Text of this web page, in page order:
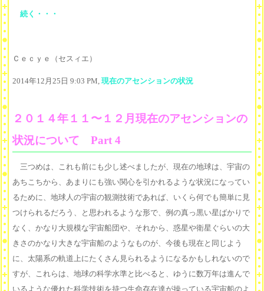
続く・・・
Ｃｅｃｙｅ（セスィエ）
2014年12月25日 9:03 PM, 現在のアセンションの状況
２０１４年１１〜１２月現在のアセンションの
状況について Part 4
三つめは、これも前にも少し述べましたが、現在の地球は、宇宙の
あちこちから、あまりにも強い関心を引かれるような状況になってい
るために、地球人の宇宙の観測技術であれば、いくら何でも簡単に見
つけられるだろう、と思われるような形で、例の真っ黒い星ばかりで
なく、かなり大規模な宇宙船団や、それから、惑星や衛星ぐらいの大
きさのかなり大きな宇宙船のようなものが、今後も現在と同じよう
に、太陽系の軌道上にたくさん見られるようになるかもしれないので
すが、これらは、地球の科学水準と比べると、ゆうに数万年は進んで
いるような優れた科学技術を持つ生命存在達が操っている宇宙船のよ